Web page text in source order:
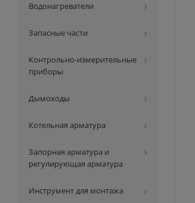
Водонагреватели
Запасные части
Контрольно-измерительные
приборы
Дымоходы
Котельная арматура
Запорная арматура и
регулирующая арматура
Инструмент для монтажа